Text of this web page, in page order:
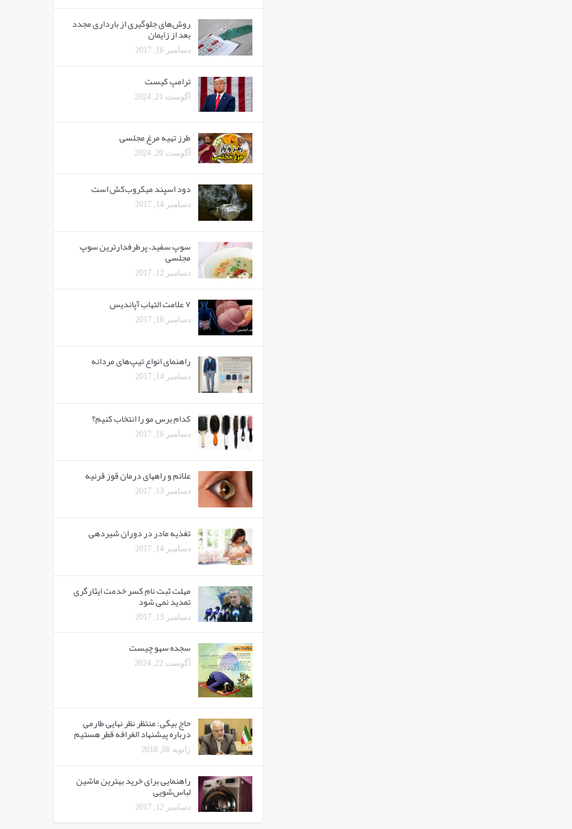
روش‌های جلوگیری از بارداری مجدد
بعد از زایمان
دسامبر 16, 2017
ترامپ کیست
آگوست 21, 2024
طرز تهیه مرغ مجلسی
آگوست 20, 2024
دود اسپند میکروب‌کش است
دسامبر 14, 2017
سوپ سفید، پرطرفدارترین سوپ‌
مجلسی
دسامبر 12, 2017
۷ علامت التهاب آپاندیس
دسامبر 16, 2017
راهنمای انواع تیپ‌های مردانه
دسامبر 14, 2017
کدام برس مو را انتخاب کنیم؟
دسامبر 16, 2017
علائم و راههای درمان قوز قرنیه
دسامبر 13, 2017
تغذیه مادر در دوران شیردهی
دسامبر 14, 2017
مهلت ثبت نام کسر خدمت ایثارگری
تمدید نمی شود
دسامبر 13, 2017
سجده سهو چیست
آگوست 22, 2024
حاج بیگی: منتظر نظر نهایی طارمی
درباره پیشنهاد الغرافه قطر هستیم
ژانویه 08, 2018
راهنمایی برای خرید بهترین ماشین
لباس‌شویی
دسامبر 12, 2017